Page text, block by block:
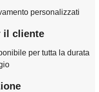
personalizzati
il cliente
per tutta la durata